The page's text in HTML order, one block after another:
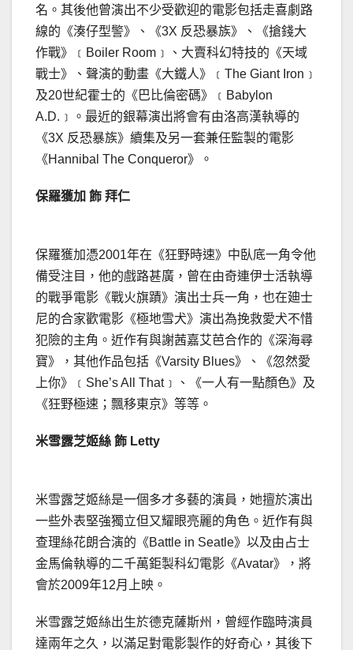
名。其後他曾演出不少受歡迎的電影包括走喜劇路
線的《湊仔型警》、《3X 反恐暴族》、《搶錢大
作戰》﹝Boiler Room﹞、大賣科幻特技的《天域
戰士》、聲演的動畫《大鐵人》﹝The Giant Iron﹞
及20世紀霍士的《巴比倫密碼》﹝Babylon
A.D.﹞。最近的銀幕演出將會有由洛高漢執導的
《3X 反恐暴族》續集及另一套兼任監製的電影
《Hannibal The Conqueror》。
保羅獲加 飾 拜仁
保羅獲加憑2001年在《狂野時速》中臥底一角令他
備受注目，他的戲路甚廣，曾在由奇連伊士活執導
的戰爭電影《戰火旗蹟》演出士兵一角，也在廸士
尼的合家歡電影《極地雪犬》演出為挽救愛犬不惜
犯險的主角。近作有與謝茜嘉艾芭合作的《深海尋
寶》，其他作品包括《Varsity Blues》、《忽然愛
上你》﹝She’s All That﹞、《一人有一點顏色》及
《狂野極速；飄移東京》等等。
米雪露芝姬絲 飾 Letty
米雪露芝姬絲是一個多才多藝的演員，她擅於演出
一些外表堅強獨立但又耀眼亮麗的角色。近作有與
查理絲花朗合演的《Battle in Seatle》以及由占士
金馬倫執導的二千萬鉅製科幻電影《Avatar》，將
會於2009年12月上映。
米雪露芝姬絲出生於德克薩斯州，曾經作臨時演員
達兩年之久，以滿足對電影製作的好奇心，其後下